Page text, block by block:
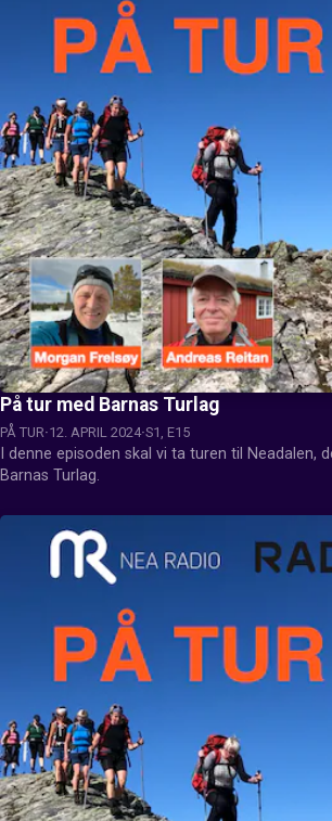
På tur med Barnas Turlag
PÅ TUR 12. APRIL 2024 S1, E15
I denne episoden skal vi ta turen til Neadalen,
Barnas Turlag.